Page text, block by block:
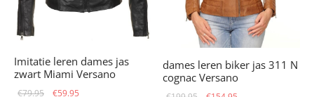
Imitatie leren dames jas
zwart Miami Versano
€79.95
Oorspronkelijke
€59.95
dames leren biker jas 311 N
cognac Versano